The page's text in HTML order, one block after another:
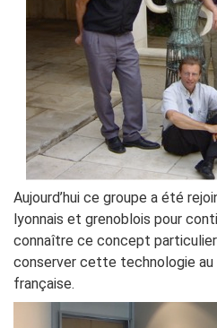
Aujourd’hui ce groupe a été
lyonnais et grenoblois pour
connaître ce concept
conserver cette technologie au
française.